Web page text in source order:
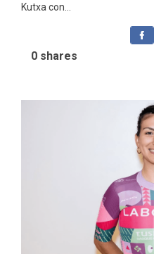
Kutxa con...
0 shares